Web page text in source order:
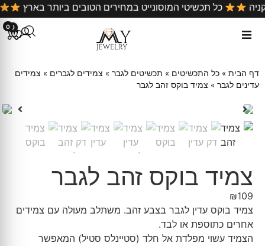
קניה כל תכשיטי המוסונייט במחירים הטובים ביותר בארץ
0 0
דף הבית » כל התכשיטים » תכשיטים לגבר » צמידים לגברים » צמידים
עדינים לגבר » צמיד בוקס זהב לגבר
צמיד בוקס זהב לגבר
₪109
צמיד בוקס עדין לגבר בצבע זהב. משתלב מעולה עם צמידים
אחרים כתוספת או לבד.
הצמיד עשוי מפלדת אל חלד (סטיינלס סטיל) המאפשר